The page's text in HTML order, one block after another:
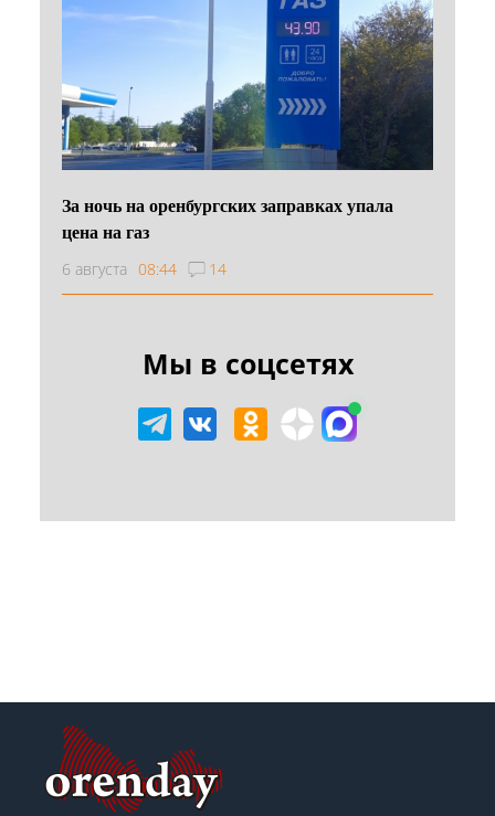
За ночь на оренбургских заправках упала
цена на газ
6 августа 08:44 14
Мы в соцсетях